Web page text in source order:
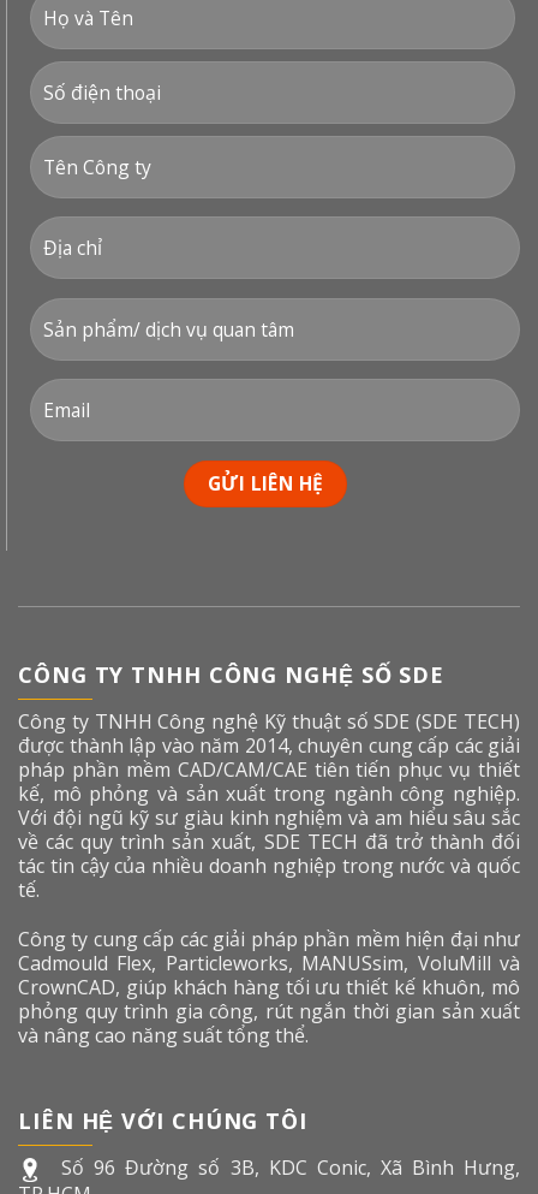
CÔNG TY TNHH CÔNG NGHỆ SỐ SDE
Công ty TNHH Công nghệ Kỹ thuật số SDE (SDE TECH)
được thành lập vào năm 2014, chuyên cung cấp các giải
pháp phần mềm CAD/CAM/CAE tiên tiến phục vụ thiết
kế, mô phỏng và sản xuất trong ngành công nghiệp.
Với đội ngũ kỹ sư giàu kinh nghiệm và am hiểu sâu sắc
về các quy trình sản xuất, SDE TECH đã trở thành đối
tác tin cậy của nhiều doanh nghiệp trong nước và quốc
tế.
Công ty cung cấp các giải pháp phần mềm hiện đại như
Cadmould Flex, Particleworks, MANUSsim, VoluMill và
CrownCAD, giúp khách hàng tối ưu thiết kế khuôn, mô
phỏng quy trình gia công, rút ngắn thời gian sản xuất
và nâng cao năng suất tổng thể.
LIÊN HỆ VỚI CHÚNG TÔI
Số 96 Đường số 3B, KDC Conic, Xã Bình Hưng,